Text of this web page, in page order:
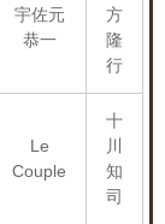
宇佐元
恭一
方
隆
行
Le
Couple
十
川
知
司